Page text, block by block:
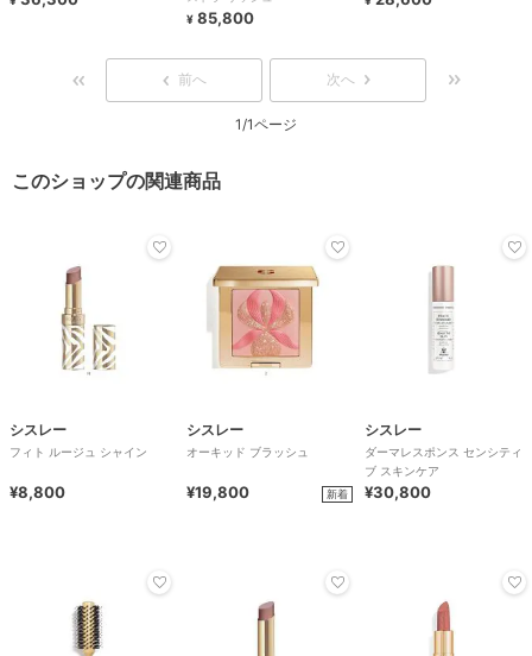
¥ 85,800
前へ 次へ
1/1ページ
このショップの関連商品
シスレー
フィト ルージュ シャイン
¥8,800
シスレー
オーキッド ブラッシュ
¥19,800 新着
シスレー
ダーマレスポンス センシティ
ブ スキンケア
¥30,800